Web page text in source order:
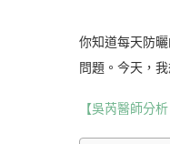
你知道每天防
問題。今天，
【吳芮醫師分